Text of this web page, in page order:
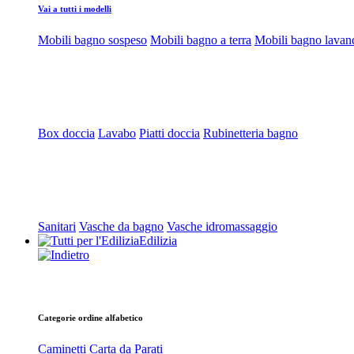
Vai a tutti i modelli
Mobili bagno sospeso Mobili bagno a terra Mobili bagno
Box doccia Lavabo Piatti doccia Rubinetteria bagno
Sanitari Vasche da bagno Vasche idromassaggio
Edilizia
Categorie ordine alfabetico
Caminetti Carta da Parati